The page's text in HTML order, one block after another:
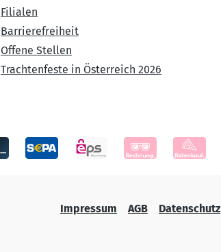
Filialen
Barrierefreiheit
Offene Stellen
Trachtenfeste in Österreich 2026
Impressum AGB Datenschutz